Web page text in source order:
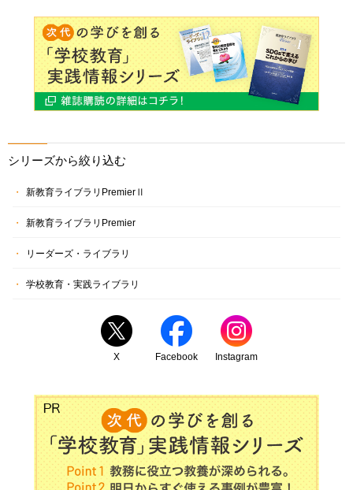
シリーズから絞り込む
新教育ライブラリPremierⅡ
新教育ライブラリPremier
リーダーズ・ライブラリ
学校教育・実践ライブラリ
X Facebook Instagram